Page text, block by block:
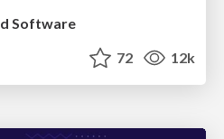
Software
72 12k